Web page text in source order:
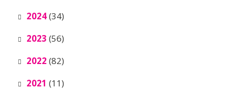
2024(34)
2023 (56)
2022 (82)
2021 (11)